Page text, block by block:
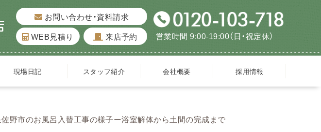
お問い合わせ・資料請求
WEB見積り
来店予約 営業時間 9:00-19:00（日・祝定休）
現場日記 スタッフ紹介 会社概要 採用情報
佐野市のお風呂入替工事の様子ー浴室解体から土間の完成まで